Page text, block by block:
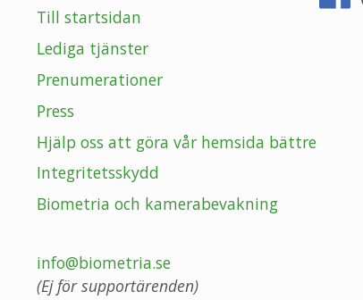
Till startsidan
Lediga tjänster
Prenumerationer
Press
Hjälp oss att göra vår hemsida bättre
Integritetsskydd
Biometria och kamerabevakning
info@biometria.se
(Ej för supportärenden)